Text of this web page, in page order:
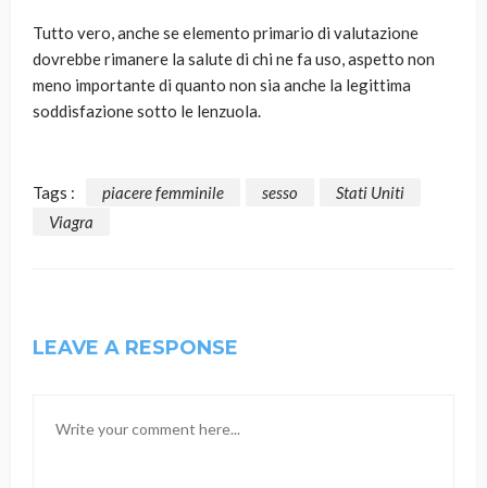
Tutto vero, anche se elemento primario di valutazione
dovrebbe rimanere la salute di chi ne fa uso, aspetto non
meno importante di quanto non sia anche la legittima
soddisfazione sotto le lenzuola.
Tags : piacere femminile sesso
Stati Uniti
Viagra
LEAVE A RESPONSE